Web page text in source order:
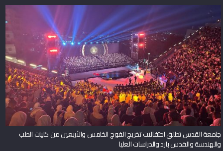
جامعة القدس تطلق احتفالات تخريج الفوج الخامس والأربعين من كليات الطب
والهندسة والقدس بارد والدراسات العليا